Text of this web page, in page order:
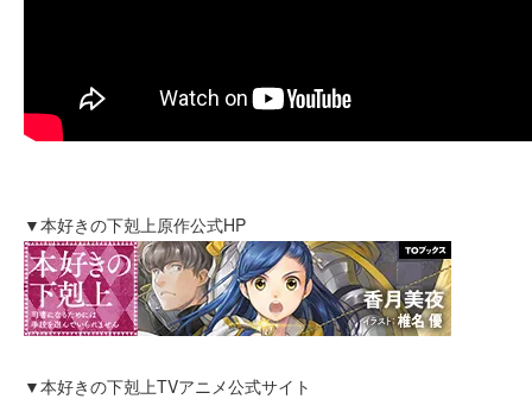
▼本好きの下剋上原作公式HP
▼本好きの下剋上TVアニメ公式サイト